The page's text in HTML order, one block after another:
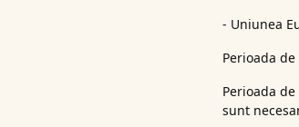
- Uniunea
Perioada
Perioada
sunt